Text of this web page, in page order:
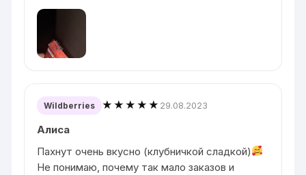
Wildberries ★★★★★ 29.08.2023
Алиса
Пахнут очень вкусно (клубничкой сладкой)
Не понимаю, почему так мало заказов и